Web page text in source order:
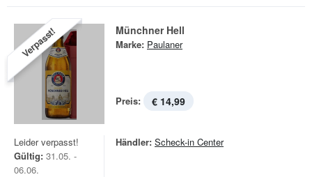
Verpasst! Münchner Hell
Marke: Paulaner
Preis: € 14,99
Leider verpasst!
Gültig: 31.05. -
06.06.
Händler: Scheck-in Center